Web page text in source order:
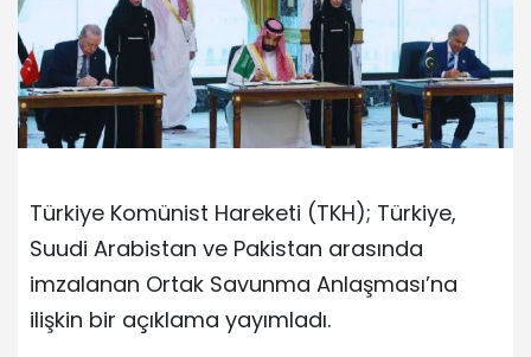
Türkiye Komünist Hareketi (TKH); Türkiye,
Suudi Arabistan ve Pakistan arasında
imzalanan Ortak Savunma Anlaşması’na
ilişkin bir açıklama yayımladı.